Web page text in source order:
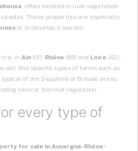
, often nestled in lush vegetation
These properties are especially
or to develop a tourism
in Ain (01), Rhône (69) and Loire (42),
will find specific types of farms such as
typical of the Dauphiné or Bresse areas.
natural thermal regulation.
every type of
for sale in Auvergne-Rhône-